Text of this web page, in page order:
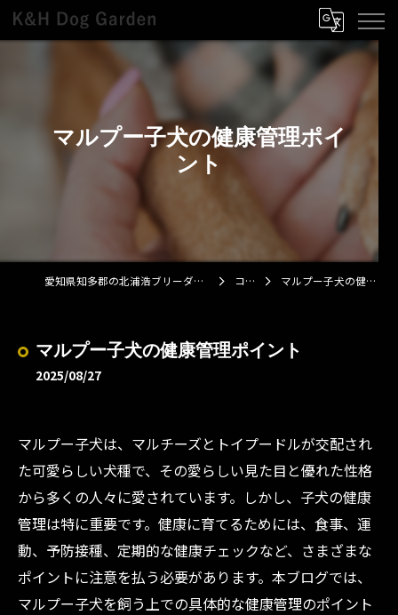
マルプー子犬の健康管理ポイ
ント
愛知県知多郡の北浦浩ブリーダーならK&H Dog Garden コラム マルプー子犬の健康管理ポイント
マルプー子犬の健康管理ポイント
2025/08/27
マルプー子犬は、マルチーズとトイプードルが交配され
た可愛らしい犬種で、その愛らしい見た目と優れた性格
から多くの人々に愛されています。しかし、子犬の健康
管理は特に重要です。健康に育てるためには、食事、運
動、予防接種、定期的な健康チェックなど、さまざまな
ポイントに注意を払う必要があります。本ブログでは、
マルプー子犬を飼う上での具体的な健康管理のポイント